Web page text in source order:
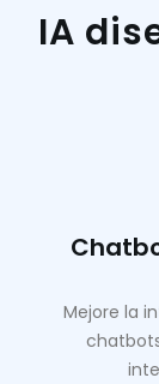
IA
Mejore la